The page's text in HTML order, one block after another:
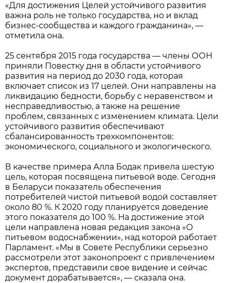
«Для достижения Целей устойчивого развития
важна роль не только государства, но и вклад
бизнес-сообщества и каждого гражданина», —
отметила она.
25 сентября 2015 года государства — члены ООН
приняли Повестку дня в области устойчивого
развития на период до 2030 года, которая
включает список из 17 целей. Они направлены на
ликвидацию бедности, борьбу с неравенством и
несправедливостью, а также на решение
проблем, связанных с изменением климата. Цели
устойчивого развития обеспечивают
сбалансированность трехкомпонентов:
экономического, социального и экологического.
В качестве примера Алла Бодак привела шестую
цель, которая посвящена питьевой воде. Сегодня
в Беларуси показатель обеспечения
потребителей чистой питьевой водой составляет
около 80 %. К 2020 году планируется доведение
этого показателя до 100 %. На достижение этой
цели направлена новая редакция закона «О
питьевом водоснабжении», над которой работает
Парламент. «Мы в Совете Республики серьезно
рассмотрели этот законопроект с привлечением
экспертов, представили свое видение и сейчас
документ дорабатывается», — сказала она.